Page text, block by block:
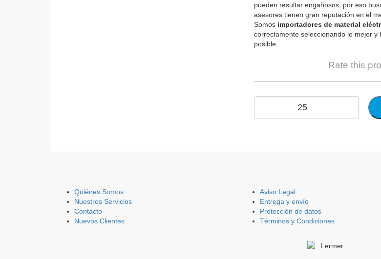
pueden resultar engañosos, por eso
asesores tienen gran reputación en el
Somos importadores de material
correctamente seleccionando lo mejor
posible.
Rate this
Quiénes Somos
Nuestros Servicios
Contacto
Nuevos Clientes
Aviso Legal
Entrega y envío
Protección de datos
Términos y Condiciones